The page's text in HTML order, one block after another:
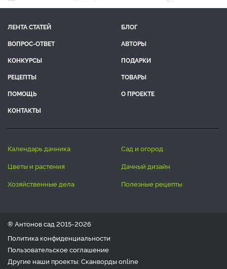
ЛЕНТА СТАТЕЙ
БЛОГ
ВОПРОС-ОТВЕТ
АВТОРЫ
КОНКУРСЫ
ПОДАРКИ
РЕЦЕПТЫ
ТОВАРЫ
ПОМОЩЬ
О ПРОЕКТЕ
КОНТАКТЫ
календарь дачника
сад и огород
цветы и растения
дачный дизайн
хозяйственные дела
полезные рецепты
® Антонов сад 2015-2026
Политика конфиденциальности
Пользовательское соглашение
Другие наши проекты: Сканвордыonline